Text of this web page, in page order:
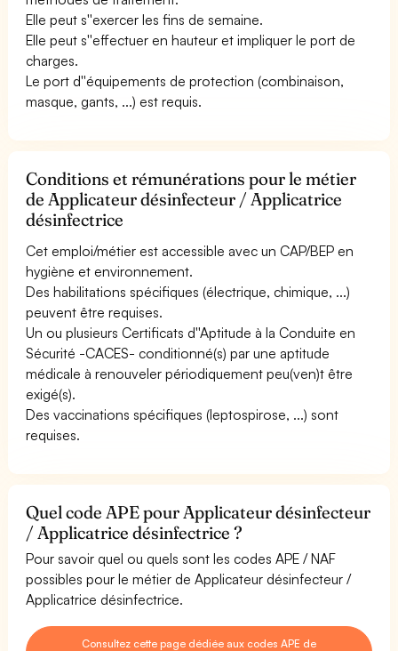
Elle peut s''exercer les fins de semaine.
Elle peut s''effectuer en hauteur et impliquer le port de
charges.
Le port d''équipements de protection (combinaison,
masque, gants, ...) est requis.
Conditions et rémunérations pour le métier
de Applicateur désinfecteur / Applicatrice
désinfectrice
Cet emploi/métier est accessible avec un CAP/BEP en
hygiène et environnement.
Des habilitations spécifiques (électrique, chimique, ...)
peuvent être requises.
Un ou plusieurs Certificats d''Aptitude à la Conduite en
Sécurité -CACES- conditionné(s) par une aptitude
médicale à renouveler périodiquement peu(ven)t être
exigé(s).
Des vaccinations spécifiques (leptospirose, ...) sont
requises.
Quel code APE pour Applicateur désinfecteur
/ Applicatrice désinfectrice ?
Pour savoir quel ou quels sont les codes APE / NAF
possibles pour le métier de Applicateur désinfecteur /
Applicatrice désinfectrice.
Consultez cette page dédiée aux codes APE de